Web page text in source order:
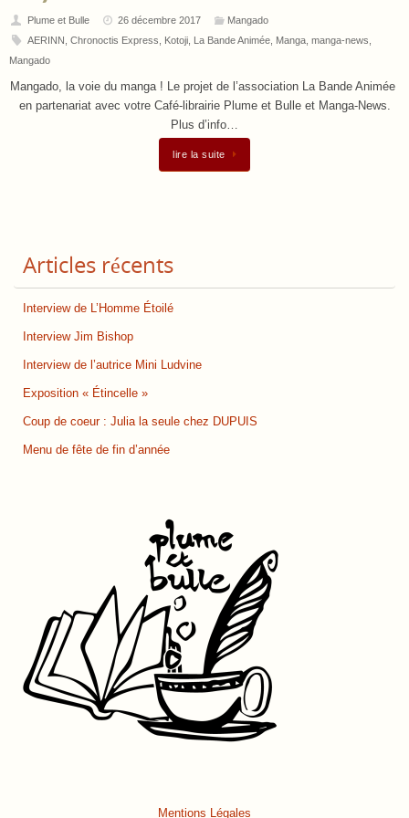
Plume et Bulle 26 décembre 2017
Mangado
AERINN Chronoctis Express Kotoji, La Bande Animée, Manga, manga-news
Mangado
Mangado, la voie du manga ! Le projet de l’association La Bande Animée
en partenariat avec votre Café-librairie Plume et Bulle et Manga-News.
Plus d’info…
lire la suite
Articles récents
Interview de L’Homme Étoilé
Interview Jim Bishop
Interview de l’autrice Mini Ludvine
Exposition « Étincelle »
Coup de coeur : Julia la seule chez DUPUIS
Menu de fête de fin d’année
Mentions Légales